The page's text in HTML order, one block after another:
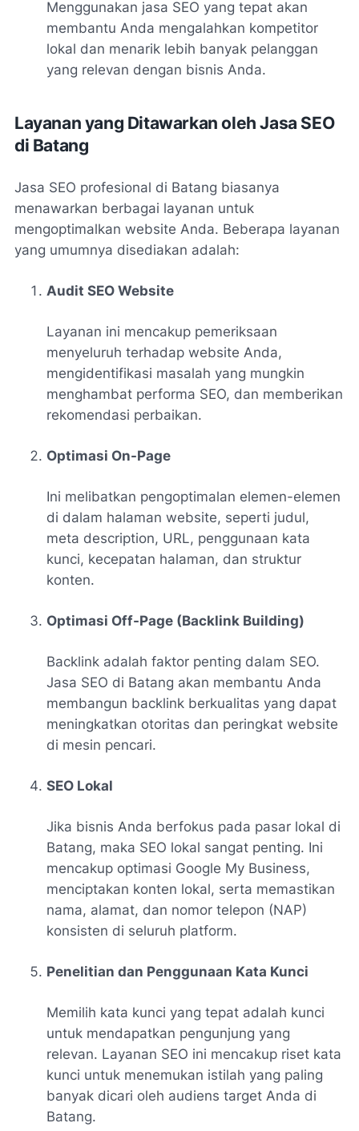
Menggunakan jasa SEO yang tepat akan
membantu Anda mengalahkan kompetitor
lokal dan menarik lebih banyak pelanggan
yang relevan dengan bisnis Anda.
Layanan yang Ditawarkan oleh Jasa SEO
di Batang
Jasa SEO profesional di Batang biasanya
menawarkan berbagai layanan untuk
mengoptimalkan website Anda. Beberapa layanan
yang umumnya disediakan adalah:
Audit SEO Website
Layanan ini mencakup pemeriksaan
menyeluruh terhadap website Anda,
mengidentifikasi masalah yang mungkin
menghambat performa SEO, dan memberikan
rekomendasi perbaikan.
Optimasi On-Page
Ini melibatkan pengoptimalan elemen-elemen
di dalam halaman website, seperti judul,
meta description, URL, penggunaan kata
kunci, kecepatan halaman, dan struktur
konten.
Optimasi Off-Page (Backlink Building)
Backlink adalah faktor penting dalam SEO.
Jasa SEO di Batang akan membantu Anda
membangun backlink berkualitas yang dapat
meningkatkan otoritas dan peringkat website
di mesin pencari.
SEO Lokal
Jika bisnis Anda berfokus pada pasar lokal di
Batang, maka SEO lokal sangat penting. Ini
mencakup optimasi Google My Business,
menciptakan konten lokal, serta memastikan
nama, alamat, dan nomor telepon (NAP)
konsisten di seluruh platform.
Penelitian dan Penggunaan Kata Kunci
Memilih kata kunci yang tepat adalah kunci
untuk mendapatkan pengunjung yang
relevan. Layanan SEO ini mencakup riset kata
kunci untuk menemukan istilah yang paling
banyak dicari oleh audiens target Anda di
Batang.